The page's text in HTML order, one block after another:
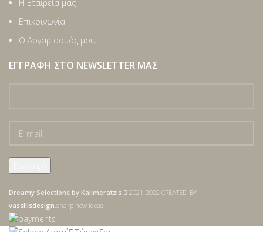
Η Εταιρεία μας
Επικοινωνία
Ο Λογαριασμός μου
ΕΓΓΡΑΦΉ ΣΤΟ NEWSLETTER ΜΑΣ
Dreamy Selections by Kalimeratzis
2021-2022 CREATED BY
vassilisdesign.sharp new ideas.